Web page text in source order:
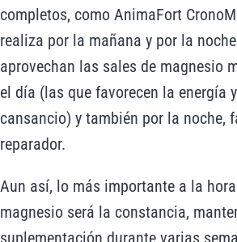
completos, como AnimaFort
realiza por la mañana y por la
aprovechan las sales de magnesio
el día (las que favorecen la energía
cansancio) y también por la noche,
reparador.
Aun así, lo más importante a la
magnesio será la constancia,
suplementación durante varias